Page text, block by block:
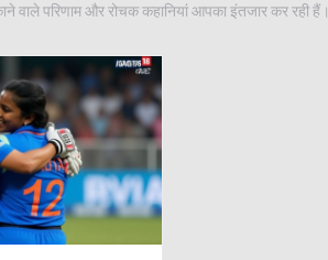
वाले परिणाम और रोचक कहानियां आपका इंतजार कर रही हैं।